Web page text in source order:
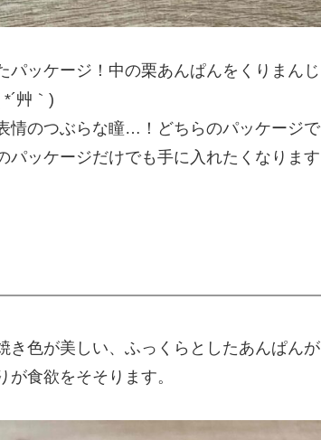
パッケージ！中の栗あんぱんをくりまんじ
艸｀)
情のつぶらな瞳…！どちらのパッケージで
パッケージだけでも手に入れたくなります
き色が美しい、ふっくらとしたあんぱんが
食欲をそそります。